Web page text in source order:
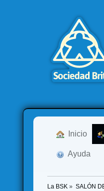
Inicio
Ayuda
La BSK » SALÓN